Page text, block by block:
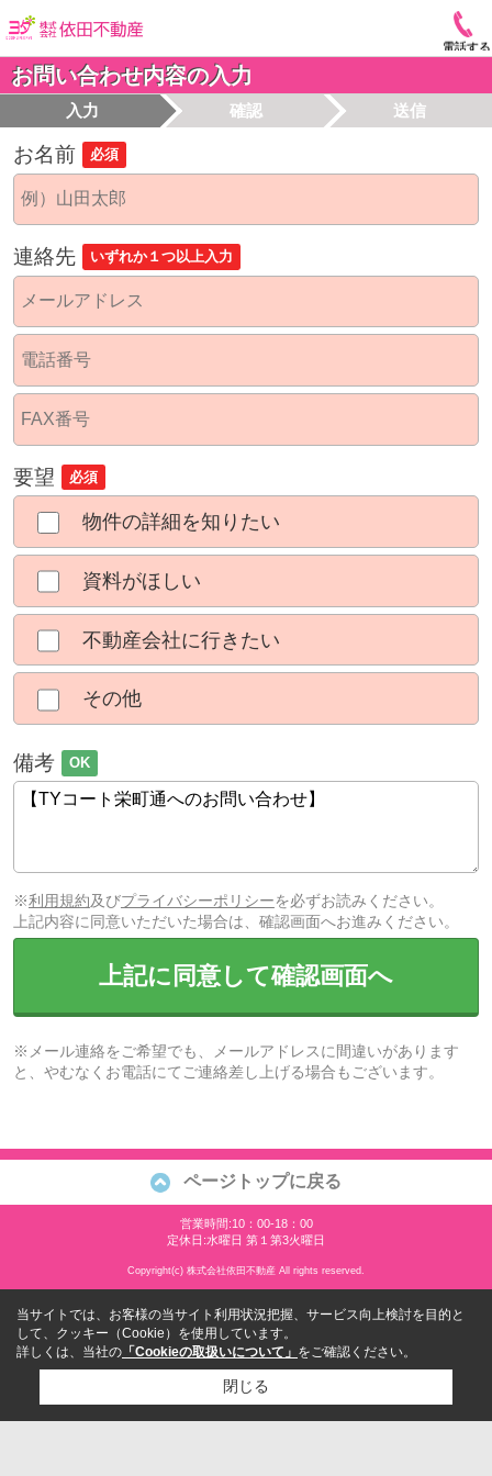
電話する
お問い合わせ内容の入力
入力 確認 送信
お名前 必須
連絡先 いずれか１つ以上入力
要望 必須
物件の詳細を知りたい
資料がほしい
不動産会社に行きたい
その他
備考 OK
※利用規約及びプライバシーポリシーを必ずお読みください。
上記内容に同意いただいた場合は、確認画面へお進みください。
上記に同意して確認画面へ
※メール連絡をご希望でも、メールアドレスに間違いがあります
と、やむなくお電話にてご連絡差し上げる場合もございます。
ページトップに戻る
営業時間:10：00-18：00
定休日:水曜日 第１第3火曜日
Copyright(c) 株式会社依田不動産 All rights reserved.
当サイトでは、お客様の当サイト利用状況把握、サービス向上検討を目的と
して、クッキー（Cookie）を使用しています。
詳しくは、当社の 「Cookieの取扱いについて」 をご確認ください。
閉じる